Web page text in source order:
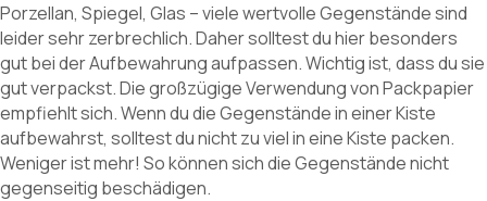
Porzellan, Spiegel, Glas – viele wertvolle Gegenstände sind
leider sehr zerbrechlich. Daher solltest du hier besonders
gut bei der Aufbewahrung aufpassen. Wichtig ist, dass du sie
gut verpackst. Die großzügige Verwendung von Packpapier
empfiehlt sich. Wenn du die Gegenstände in einer Kiste
aufbewahrst, solltest du nicht zu viel in eine Kiste packen.
Weniger ist mehr! So können sich die Gegenstände nicht
gegenseitig beschädigen.